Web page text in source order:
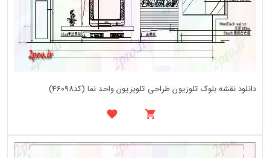
دانلود نقشه بلوک تلوزیون طراحی تلویزیون واحد نما (کد46098)